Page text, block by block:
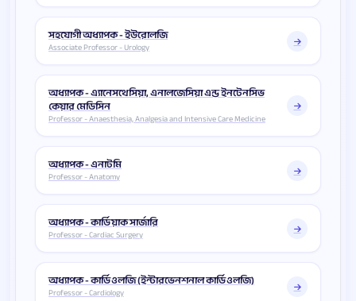
সহযোগী অধ্যাপক - ইউরোলজি
Associate Professor - Urology
অধ্যাপক - এ্যানেসথেসিয়া, এনালজেসিয়া এন্ড ইনটেনসিভ
কেয়ার মেডিসিন
Professor - Anaesthesia, Analgesia and Intensive Care Medicine
অধ্যাপক - এনাটমি
Professor - Anatomy
অধ্যাপক - কার্ডিয়াক সার্জারি
Professor - Cardiac Surgery
অধ্যাপক - কার্ডিওলজি (ইন্টারভেনশনাল কার্ডিওলজি)
Professor - Cardiology